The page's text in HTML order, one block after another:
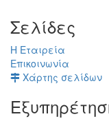
Σελίδες
Η Εταιρεία
Επικοινωνία
Χάρτης σελίδων